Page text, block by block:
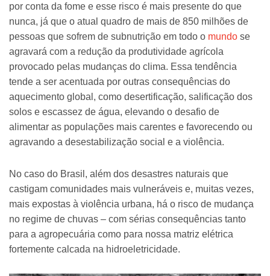
por conta da fome e esse risco é mais presente do que
nunca, já que o atual quadro de mais de 850 milhões de
pessoas que sofrem de subnutrição em todo o mundo se
agravará com a redução da produtividade agrícola
provocado pelas mudanças do clima. Essa tendência
tende a ser acentuada por outras consequências do
aquecimento global, como desertificação, salificação dos
solos e escassez de água, elevando o desafio de
alimentar as populações mais carentes e favorecendo ou
agravando a desestabilização social e a violência.
No caso do Brasil, além dos desastres naturais que
castigam comunidades mais vulneráveis e, muitas vezes,
mais expostas à violência urbana, há o risco de mudança
no regime de chuvas – com sérias consequências tanto
para a agropecuária como para nossa matriz elétrica
fortemente calcada na hidroeletricidade.